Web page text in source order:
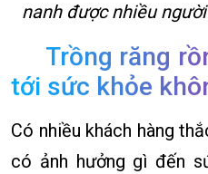
nanh được nhiều
Trồng răng
tới sức khỏe
Có nhiều khách hàng
có ảnh hưởng gì đến